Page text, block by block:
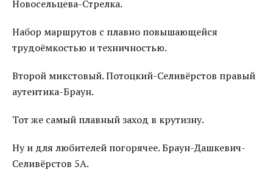
Новосельцева-Стрелка.
Набор маршрутов с плавно повышающейся
трудоёмкостью и техничностью.
Второй микстовый. Потоцкий-Селивёрстов правый
аутентика-Браун.
Тот же самый плавный заход в крутизну.
Ну и для любителей погорячее. Браун-Дашкевич-
Селивёрстов 5А.